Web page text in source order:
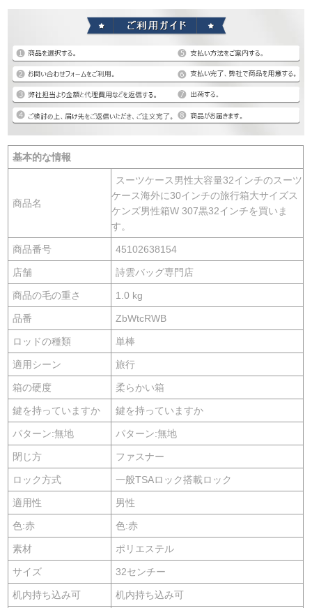
基本的な情報
商品名
スーツケース男性大容量32インチのスーツ
ケース海外に30インチの旅行箱大サイズス
ケンズ男性箱W 307黒32インチを買いま
す。
商品番号 45102638154
店舗 詩雲バッグ専門店
商品の毛の重さ 1.0 kg
品番 ZbWtcRWB
ロッドの種類 単棒
適用シーン 旅行
箱の硬度 柔らかい箱
鍵を持っていますか 鍵を持っていますか
パターン:無地 パターン:無地
閉じ方 ファスナー
ロック方式 一般TSAロック搭載ロック
適用性 男性
色:赤 色:赤
素材 ポリエステル
サイズ 32センチー
机内持ち込み可 机内持ち込み可